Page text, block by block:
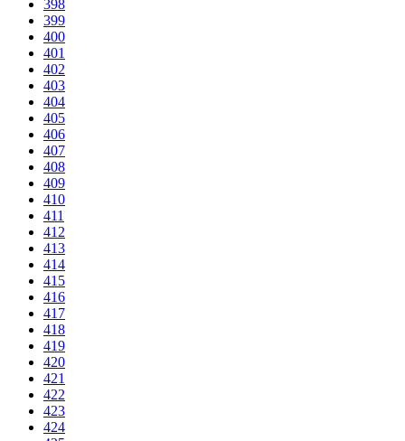
398
399
400
401
402
403
404
405
406
407
408
409
410
411
412
413
414
415
416
417
418
419
420
421
422
423
424